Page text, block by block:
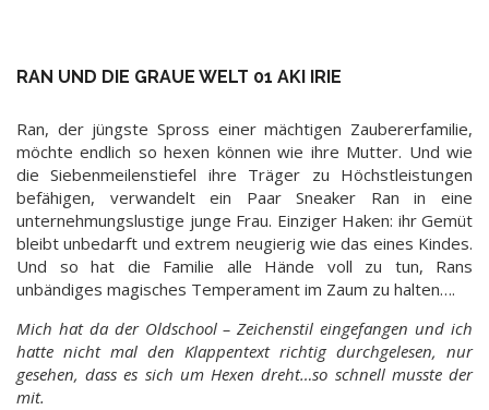
RAN UND DIE GRAUE WELT 01 AKI IRIE
Ran, der jüngste Spross einer mächtigen Zaubererfamilie,
möchte endlich so hexen können wie ihre Mutter. Und wie
die Siebenmeilenstiefel ihre Träger zu Höchstleistungen
befähigen, verwandelt ein Paar Sneaker Ran in eine
unternehmungslustige junge Frau. Einziger Haken: ihr Gemüt
bleibt unbedarft und extrem neugierig wie das eines Kindes.
Und so hat die Familie alle Hände voll zu tun, Rans
unbändiges magisches Temperament im Zaum zu halten….
Mich hat da der Oldschool – Zeichenstil eingefangen und ich
hatte nicht mal den Klappentext richtig durchgelesen, nur
gesehen, dass es sich um Hexen dreht…so schnell musste der
mit.